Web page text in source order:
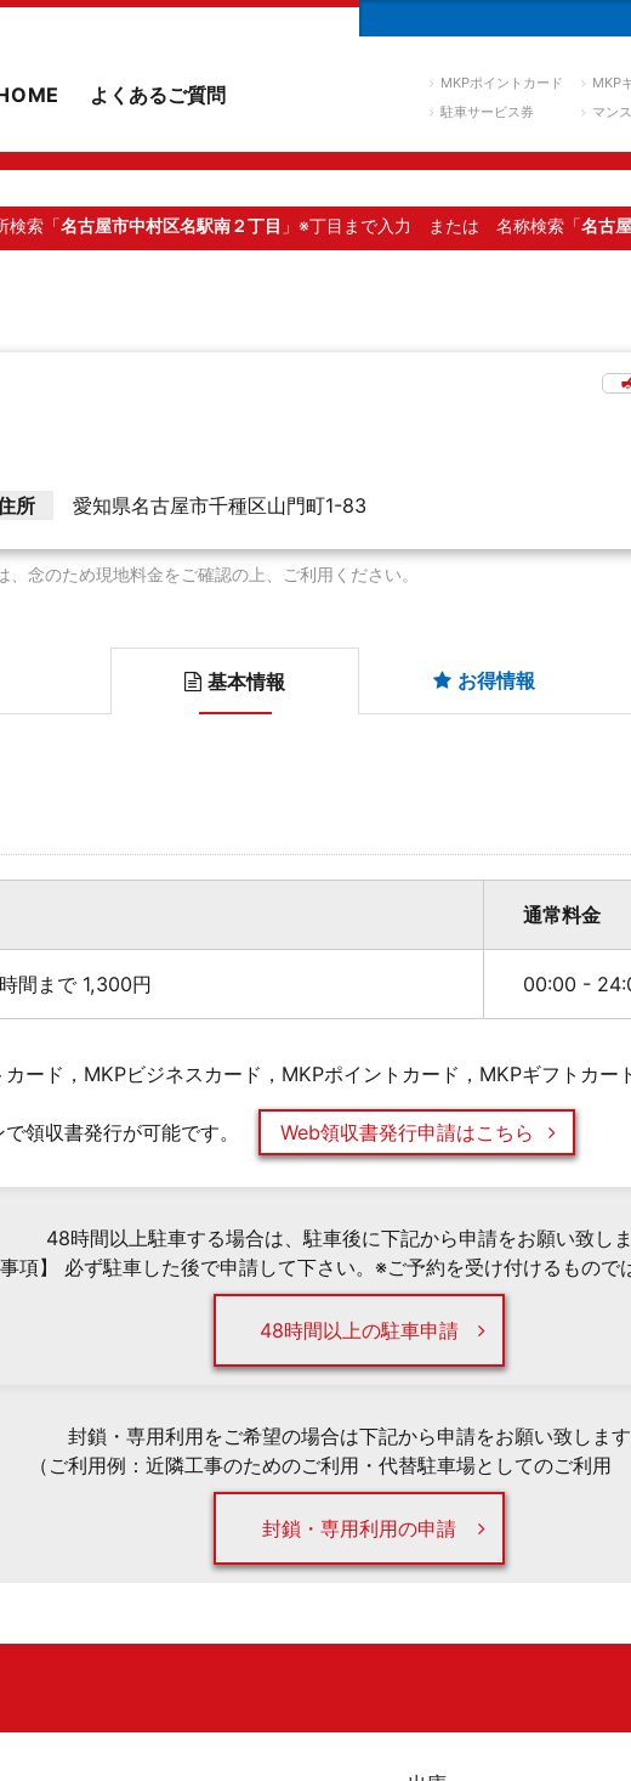
よくあるご質問 MKPポイントカード
MKP
駐車サービス券
マン
検索「名古屋市中村区名駅南２丁目 」※丁目まで入力 または 名称検索「名古
所 愛知県名古屋市千種区山門町1-83
念のため現地料金をご確認の上、ご利用ください。
基本情報 お得情報
通常料金
間まで 1,300円 00:00 -
カード，MKPビジネスカード，MKPポイントカード，MKPギフトカー
領収書発行が可能です。 Web領収書発行申請はこちら
48時間以上駐車する場合は、駐車後に下記から申請をお願い致し
事項】 必ず駐車した後で申請して下さい。※ご予約を受け付けるもので
48時間以上の駐車申請
封鎖・専用利用をご希望の場合は下記から申請をお願い致しま
（ご利用例：近隣工事のためのご利用・代替駐車場としてのご利用
封鎖・専用利用の申請